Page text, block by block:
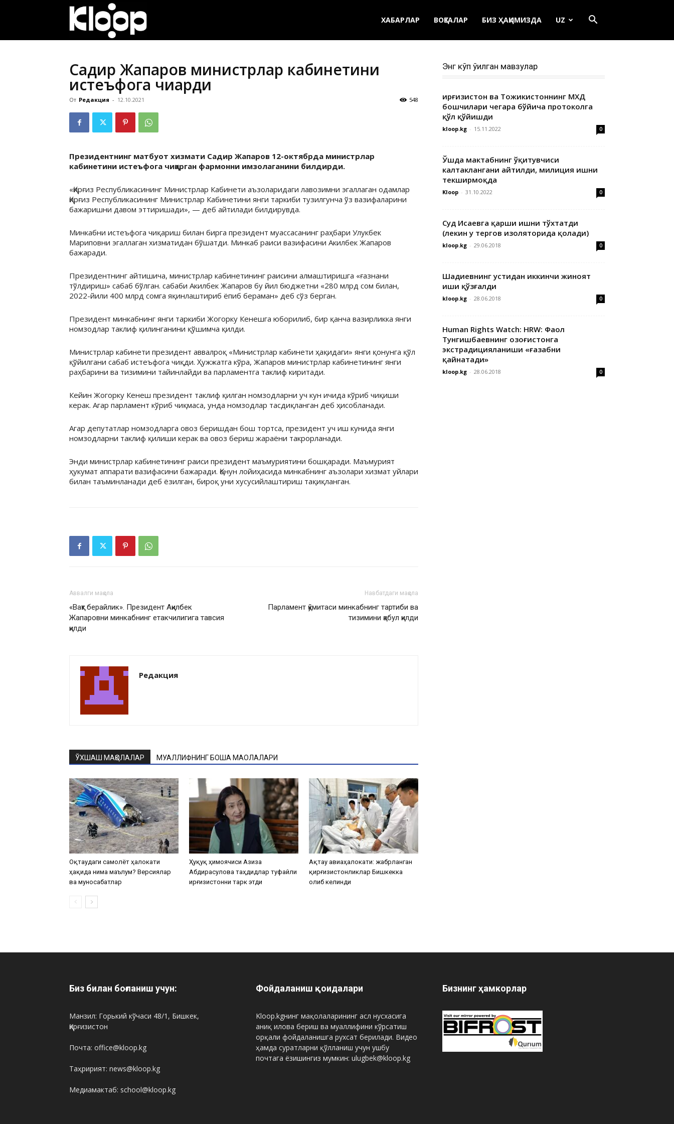
ХАБАРЛАР ВОҚЕАЛАР БИЗ ҲАҚИМИЗДА UZ
Садир Жапаров министрлар кабинетини
истеъфога чиқарди
От Редакция - 12.10.2021 548
Президентнинг матбуот хизмати Садир Жапаров 12-октябрда министрлар
кабинетини истеъфога чиқарган фармонни имзолаганини билдирди.
«Қирғиз Республикасининг Министрлар Кабинети аъзоларидаги лавозимни эгаллаган одамлар
Қирғиз Республикасининг Министрлар Кабинетини янги таркиби тузилгунча ўз вазифаларини
бажаришни давом эттиришади», — деб айтилади билдирувда.
Минкабни истеъфога чиқариш билан бирга президент муассасанинг раҳбари Улукбек
Мариповни эгаллаган хизматидан бўшатди. Минкаб раиси вазифасини Акилбек Жапаров
бажаради.
Президентнинг айтишича, министрлар кабинетининг раисини алмаштиришга «ғазнани
тўлдириш» сабаб бўлган. сабаби Акилбек Жапаров бу йил бюджетни «280 млрд сом билан,
2022-йили 400 млрд сомга яқинлаштириб ёпиб бераман» деб сўз берган.
Президент минкабнинг янги таркиби Жогорку Кенешга юборилиб, бир қанча вазирликка янги
номзодлар таклиф қилинганини қўшимча қилди.
Министрлар кабинети президент аввалроқ «Министрлар кабинети ҳақидаги» янги қонунга қўл
қўйилгани сабаб истеъфога чиқди. Ҳужжатга кўра, Жапаров министрлар кабинетининг янги
раҳбарини ва тизимини тайинлайди ва парламентга таклиф киритади.
Кейин Жогорку Кенеш президент таклиф қилган номзодларни уч кун ичида кўриб чиқиши
керак. Агар парламент кўриб чиқмаса, унда номзодлар тасдиқланган деб ҳисобланади.
Агар депутатлар номзодларга овоз беришдан бош тортса, президент уч иш кунида янги
номзодларни таклиф қилиши керак ва овоз бериш жараёни такрорланади.
Энди министрлар кабинетининг раиси президент маъмуриятини бошқаради. Маъмурият
ҳукумат аппарати вазифасини бажаради. Қонун лойиҳасида минкабнинг аъзолари хизмат уйлари
билан таъминланади деб ёзилган, бироқ уни хусусийлаштириш тақиқланган.
Аввалги мақола
«Вақт берайлик». Президент Ақилбек
Жапаровни минкабнинг етакчилигига тавсия
қилди
Навбатдаги мақола
Парламент қўмитаси минкабнинг тартиби ва
тизимини қабул қилди
Редакция
ЎХШАШ МАҚОЛАЛАР МУАЛЛИФНИНГ БОШҚА МАҚОЛАЛАРИ
Оқтаудаги самолёт ҳалокати
ҳақида нима маълум? Версиялар
ва муносабатлар
Ҳуқуқ ҳимоячиси Азиза
Абдирасулова таҳдидлар туфайли
Қирғизистонни тарк этди
Ақтау авиаҳалокати: жабрланган
қирғизистонликлар Бишкекка
олиб келинди
Энг кўп ўқилган мавзулар
Қирғизистон ва Тожикистоннинг МХДҚ
бошчилари чегара бўйича протоколга
қўл қўйишди
kloop.kg - 15.11.2022 0
Ўшда мактабнинг ўқитувчиси
калтаклангани айтилди, милиция ишни
текширмоқда
Kloop - 31.10.2022 0
Суд Исаевга қарши ишни тўхтатди
(лекин у тергов изоляторида қолади)
kloop.kg - 29.06.2018 0
Шадиевнинг устидан иккинчи жиноят
иши қўзғалди
kloop.kg - 28.06.2018 0
Human Rights Watch: HRW: Фаол
Тунгишбаевнинг Қозоғистонга
экстрадицияланиши «ғазабни
қайнатади»
kloop.kg - 28.06.2018 0
Биз билан боғланиш учун:
Манзил: Горький кўчаси 48/1, Бишкек,
Қирғизистон
Почта: office@kloop.kg
Таҳририят: news@kloop.kg
Медиамактаб: school@kloop.kg
Фойдаланиш қоидалари
Kloop.kgнинг мақолаларининг асл нусхасига
аниқ илова бериш ва муаллифини кўрсатиш
орқали фойдаланишга рухсат берилади. Видео
ҳамда суратларни қўлланиш учун ушбу
почтага ёзишингиз мумкин: ulugbek@kloop.kg
Бизнинг ҳамкорлар